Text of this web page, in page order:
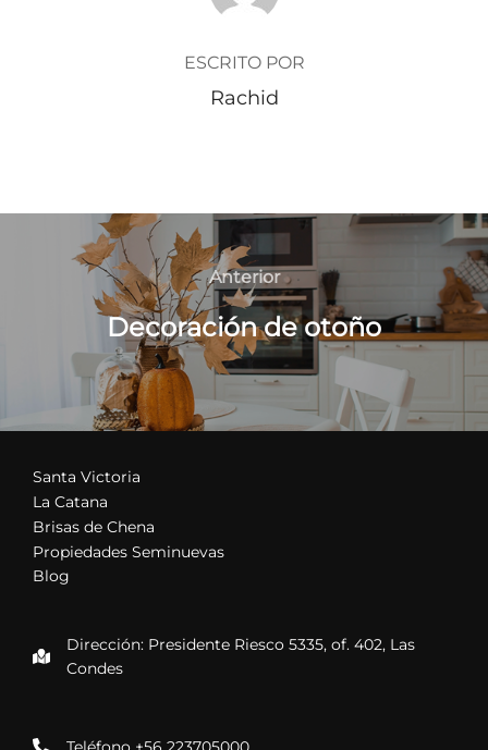
ESCRITO POR
Rachid
Navegación
entradas
Anterior
Anterior
Decoración de otoño
Santa Victoria
La Catana
Brisas de Chena
Propiedades Seminuevas
Blog
Dirección: Presidente Riesco 5335, of. 402, Las
Condes